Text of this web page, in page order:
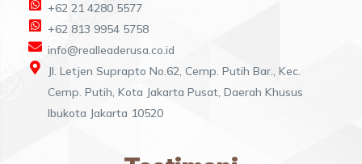
+62 21 4280 5577
+62 813 9954 5758
info@realleaderusa.co.id
Jl. Letjen Suprapto No.62, Cemp. Putih Bar., Kec.
Cemp. Putih, Kota Jakarta Pusat, Daerah Khusus
Ibukota Jakarta 10520